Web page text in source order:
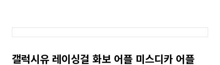
갤럭시유 레이싱걸 화보 어플 미스디카 어플